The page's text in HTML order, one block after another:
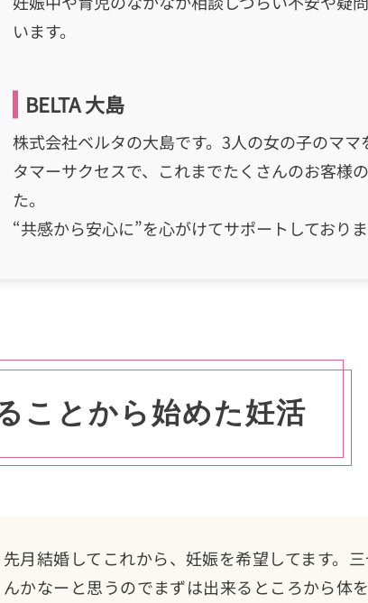
います。
BELTA 大島
株式会社ベルタの大島です。3人の女の子のママ
タマーサクセスで、これまでたくさんのお客様
た。
“共感から安心に”を心がけてサポートしておりま
ことから始めた妊活
先月結婚してこれから、妊娠を希望してます。
んかなーと思うのでまずは出来るところから体